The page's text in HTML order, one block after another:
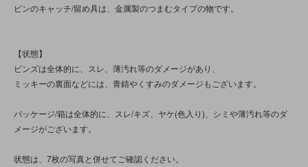
ピンのキャッチ/留め具は、金属製のつまむタイプの物です。
【状態】
ピンズは全体的に、スレ、薄汚れ等のダメージがあり、
ミッキーの裏面などには、青錆やくすみのダメージもございます。
パッケージ/箱は全体的に、スレ/キズ、ヤケ(色入り)、シミや薄汚れ等のダ
メージがございます。
状態は、7枚の写真と併せてご確認ください。